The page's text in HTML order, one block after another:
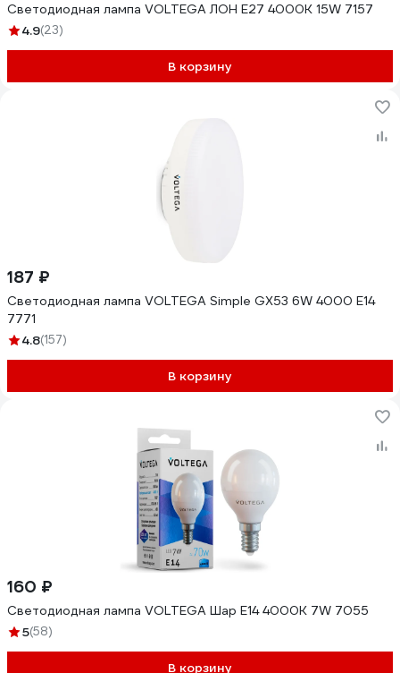
Светодиодная лампа VOLTEGA ЛОН E27 4000К 15W 7157
4.9(23)
В корзину
187 ₽
Светодиодная лампа VOLTEGA Simple GX53 6W 4000 E14
7771
4.8(157)
В корзину
160 ₽
Светодиодная лампа VOLTEGA Шар Е14 4000К 7W 7055
5(58)
В корзину